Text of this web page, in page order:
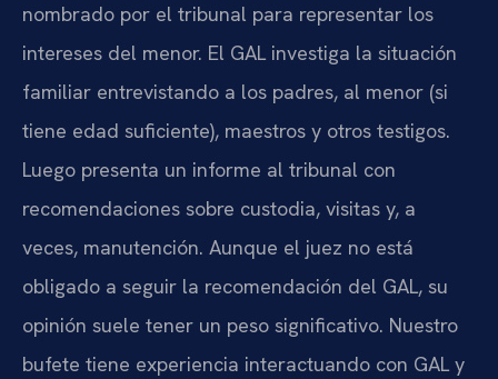
nombrado por el tribunal para representar los
intereses del menor. El GAL investiga la situación
familiar entrevistando a los padres, al menor (si
tiene edad suficiente), maestros y otros testigos.
Luego presenta un informe al tribunal con
recomendaciones sobre custodia, visitas y, a
veces, manutención. Aunque el juez no está
obligado a seguir la recomendación del GAL, su
opinión suele tener un peso significativo. Nuestro
bufete tiene experiencia interactuando con GAL y